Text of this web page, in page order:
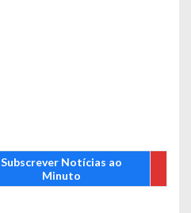
Subscrever Notícias ao
Minuto